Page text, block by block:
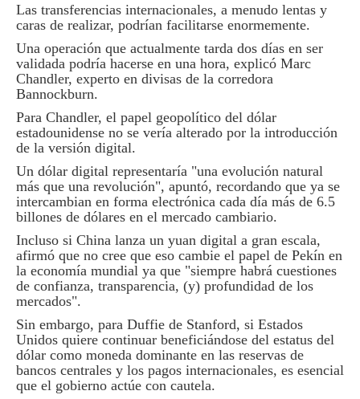
Las transferencias internacionales, a menudo lentas y
caras de realizar, podrían facilitarse enormemente.
Una operación que actualmente tarda dos días en ser
validada podría hacerse en una hora, explicó Marc
Chandler, experto en divisas de la corredora
Bannockburn.
Para Chandler, el papel geopolítico del dólar
estadounidense no se vería alterado por la introducción
de la versión digital.
Un dólar digital representaría "una evolución natural
más que una revolución", apuntó, recordando que ya se
intercambian en forma electrónica cada día más de 6.5
billones de dólares en el mercado cambiario.
Incluso si China lanza un yuan digital a gran escala,
afirmó que no cree que eso cambie el papel de Pekín en
la economía mundial ya que "siempre habrá cuestiones
de confianza, transparencia, (y) profundidad de los
mercados".
Sin embargo, para Duffie de Stanford, si Estados
Unidos quiere continuar beneficiándose del estatus del
dólar como moneda dominante en las reservas de
bancos centrales y los pagos internacionales, es esencial
que el gobierno actúe con cautela.